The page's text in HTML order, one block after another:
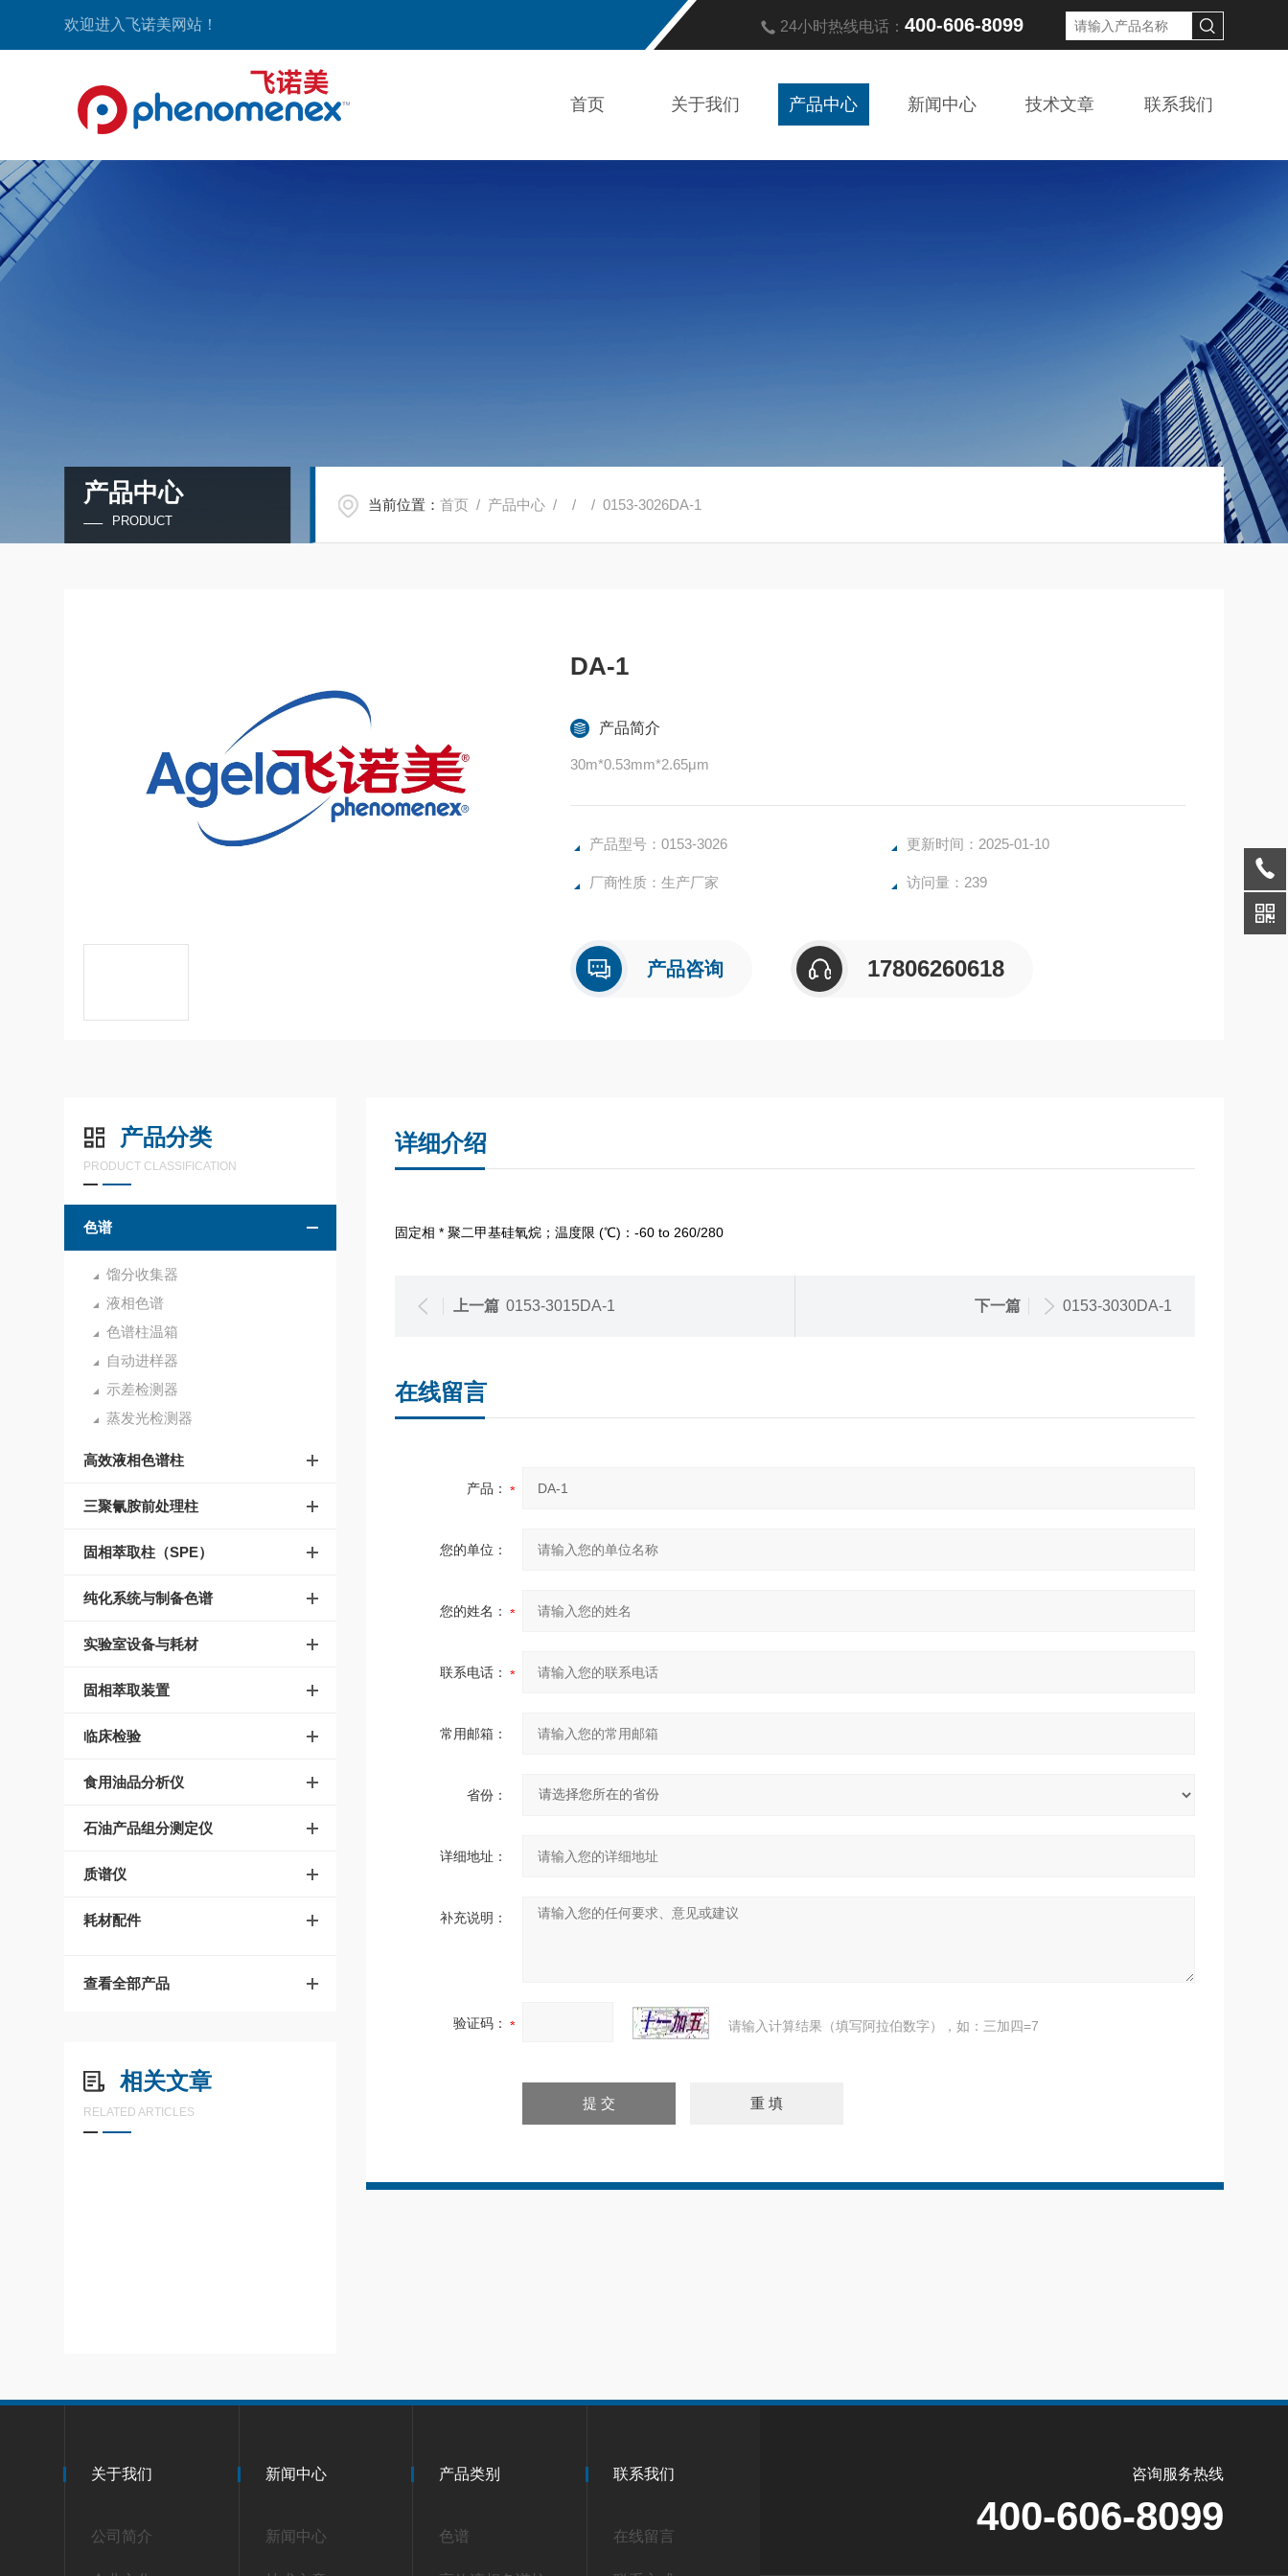
欢迎进入飞诺美网站！ 24小时热线电话： 400-606-8099
首页 关于我们 产品中心 新闻中心 技术文章 联系我们
产品中心
PRODUCT
当前位置：首页 / 产品中心 / / / 0153-3026DA-1
DA-1
产品简介
30m*0.53mm*2.65μm
产品型号：0153-3026 更新时间：2025-01-10
厂商性质：生产厂家 访问量：239
产品咨询 17806260618
产品分类
PRODUCT CLASSIFICATION
色谱
馏分收集器
液相色谱
色谱柱温箱
自动进样器
示差检测器
蒸发光检测器
高效液相色谱柱
三聚氰胺前处理柱
固相萃取柱（SPE）
纯化系统与制备色谱
实验室设备与耗材
固相萃取装置
临床检验
食用油品分析仪
石油产品组分测定仪
质谱仪
耗材配件
查看全部产品
相关文章
RELATED ARTICLES
详细介绍
固定相 * 聚二甲基硅氧烷；温度限 (℃)：-60 to 260/280
上一篇 0153-3015DA-1 下一篇 0153-3030DA-1
在线留言
产品：
您的单位：
您的姓名：
联系电话：
常用邮箱：
省份：
详细地址：
补充说明：
验证码： 请输入计算结果（填写阿拉伯数字），如：三加四=7
关于我们
公司简介
新闻中心
新闻中心
产品类别
色谱
联系我们
在线留言
咨询服务热线
400-606-8099